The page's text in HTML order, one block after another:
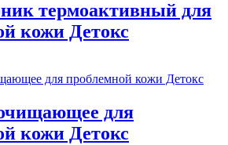
термоактивный для
кожи Детокс
для
кожи Детокс